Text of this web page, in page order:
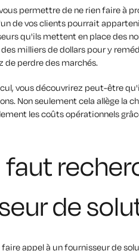
permettre de ne rien faire à
de vos clients pourrait
qu'ils mettent en place des
milliers de dollars pour y
de perdre des marchés.
vous découvrirez peut-être
Non seulement cela allège la
les coûts opérationnels
faut
de
appel à un fournisseur de